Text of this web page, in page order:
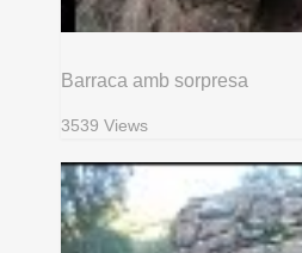
Barraca amb sorpresa
3539 Views